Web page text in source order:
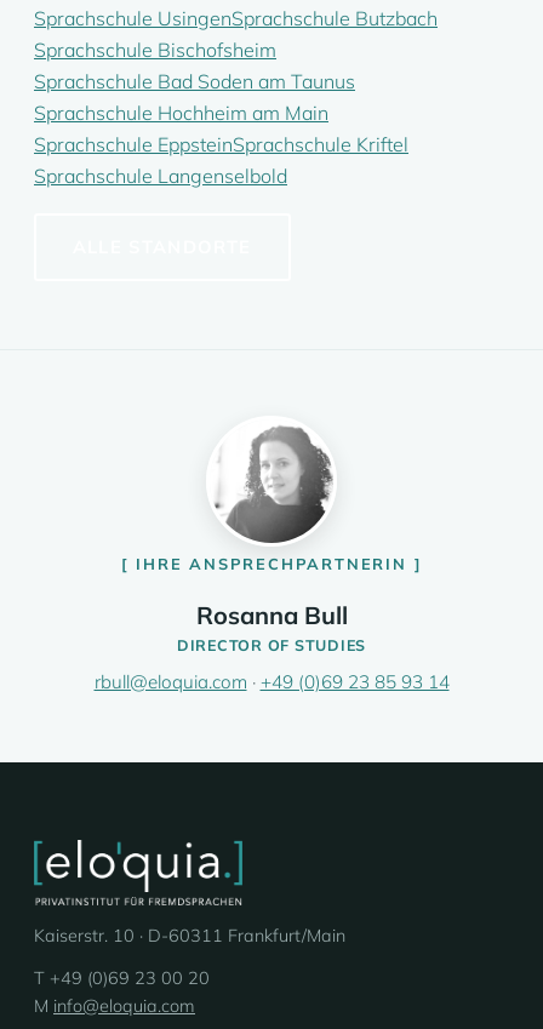
Sprachschule UsingenSprachschule Butzbach
Sprachschule Bischofsheim
Sprachschule Bad Soden am Taunus
Sprachschule Hochheim am Main
Sprachschule EppsteinSprachschule Kriftel
Sprachschule Langenselbold
IHRE ANSPRECHPARTNERIN
Rosanna Bull
DIRECTOR OF STUDIES
rbull@eloquia.com · +49 (0)69 23 85 93 14
Kaiserstr. 10 · D-60311 Frankfurt/Main
T +49 (0)69 23 00 20
M info@eloquia.com